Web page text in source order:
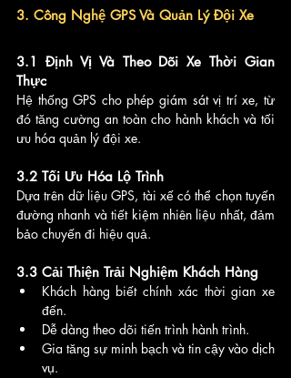
3. Công Nghệ GPS Và Quản Lý Đội Xe
3.1 Định Vị Và Theo Dõi Xe Thời Gian
Thực
Hệ thống GPS cho phép giám sát vị trí xe, từ
đó tăng cường an toàn cho hành khách và tối
ưu hóa quản lý đội xe.
3.2 Tối Ưu Hóa Lộ Trình
Dựa trên dữ liệu GPS, tài xế có thể chọn tuyến
đường nhanh và tiết kiệm nhiên liệu nhất, đảm
bảo chuyến đi hiệu quả.
3.3 Cải Thiện Trải Nghiệm Khách Hàng
Khách hàng biết chính xác thời gian xe
đến.
Dễ dàng theo dõi tiến trình hành trình.
Gia tăng sự minh bạch và tin cậy vào dịch
vụ.